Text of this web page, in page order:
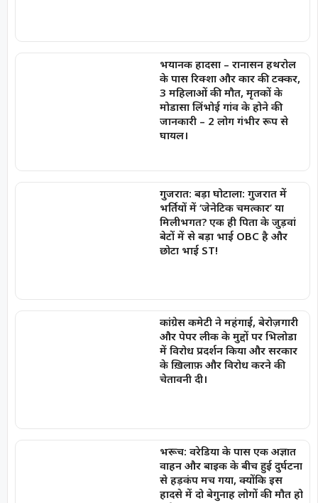
भयानक हादसा – रानासन हथरोल
के पास रिक्शा और कार की टक्कर,
3 महिलाओं की मौत, मृतकों के
मोडासा लिंभोई गांव के होने की
जानकारी – 2 लोग गंभीर रूप से
घायल।
गुजरात: बड़ा घोटाला: गुजरात में
भर्तियों में ‘जेनेटिक चमत्कार’ या
मिलीभगत? एक ही पिता के जुड़वां
बेटों में से बड़ा भाई OBC है और
छोटा भाई ST!
कांग्रेस कमेटी ने महंगाई, बेरोज़गारी
और पेपर लीक के मुद्दों पर भिलोडा
में विरोध प्रदर्शन किया और सरकार
के ख़िलाफ़ और विरोध करने की
चेतावनी दी।
भरूच: वरेडिया के पास एक अज्ञात
वाहन और बाइक के बीच हुई दुर्घटना
से हड़कंप मच गया, क्योंकि इस
हादसे में दो बेगुनाह लोगों की मौत हो